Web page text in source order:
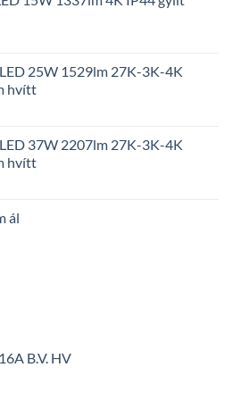
25W 1529lm 27K-3K-4K
hvítt
37W 2207lm 27K-3K-4K
hvítt
ál
B.V. HV